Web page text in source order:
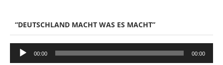
“DEUTSCHLAND MACHT WAS ES MACHT”
Audio-
Player
00:00 00:00